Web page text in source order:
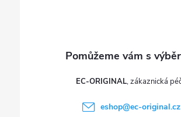
EC-ORIGINAL
eshop@ec-original.cz